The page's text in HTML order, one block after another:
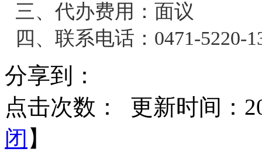
三、代办费用：面议
四、联系电话：0471-5220-
分享到：
点击次数：
更新时间：
闭 】